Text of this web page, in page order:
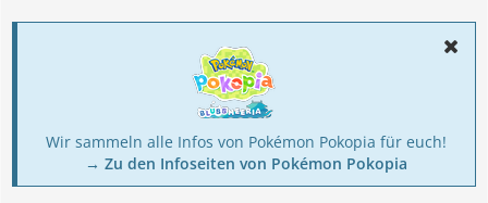
Wir sammeln alle Infos von Pokémon Pokopia für euch!
→ Zu den Infoseiten von Pokémon Pokopia